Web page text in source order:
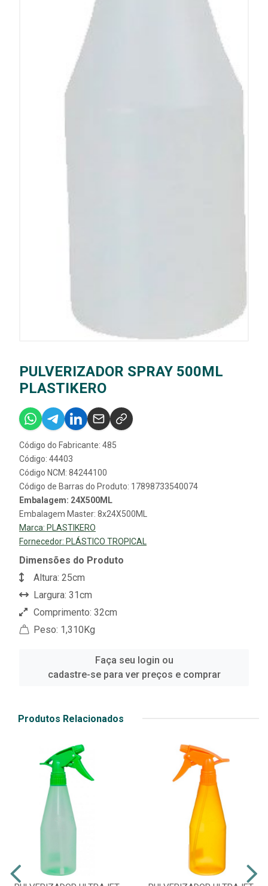
PULVERIZADOR SPRAY 500ML
PLASTIKERO
Código do Fabricante: 485
Código: 44403
Código NCM: 84244100
Código de Barras do Produto: 17898733540074
Embalagem: 24X500ML
Embalagem Master: 8x24X500ML
Marca: PLASTIKERO
Fornecedor: PLÁSTICO TROPICAL
Dimensões do Produto
Altura: 25cm
Largura: 31cm
Comprimento: 32cm
Peso: 1,310Kg
Faça seu login ou
cadastre-se para ver preços e comprar
Produtos Relacionados